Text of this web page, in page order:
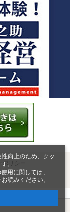
向上のため、クッ
。
用に関しては、
お読みください。
ポリシー